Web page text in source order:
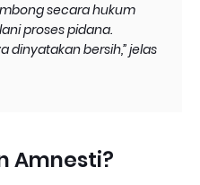
secara hukum
proses pidana.
dinyatakan bersih,” jelas
Amnesti?